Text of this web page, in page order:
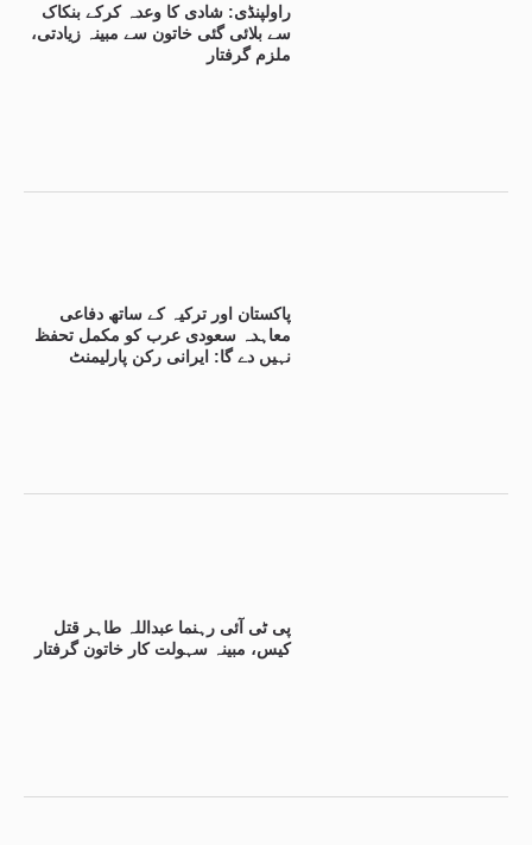
راولپنڈی: شادی کا وعدہ کرکے بنکاک
سے بلائی گئی خاتون سے مبینہ زیادتی،
ملزم گرفتار
پاکستان اور ترکیہ کے ساتھ دفاعی
معاہدہ سعودی عرب کو مکمل تحفظ
نہیں دے گا: ایرانی رکن پارلیمنٹ
پی ٹی آئی رہنما عبداللہ طاہر قتل
کیس، مبینہ سہولت کار خاتون گرفتار